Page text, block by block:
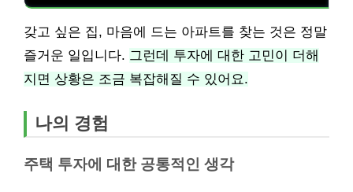
갖고 싶은 집, 마음에 드는 아파트를 찾는 것은 정말
즐거운 일입니다. 그런데 투자에 대한 고민이 더해
지면 상황은 조금 복잡해질 수 있어요.
나의 경험
주택 투자에 대한 공통적인 생각